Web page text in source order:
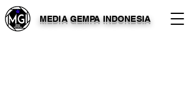
MEDIA GEMPA INDONESIA